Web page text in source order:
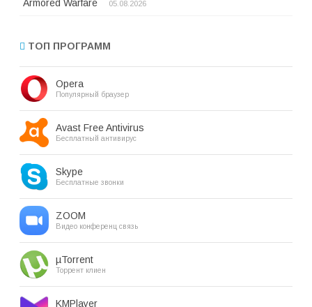
Armored Warfare 05.08.2026
ТОП ПРОГРАММ
Opera
Популярный браузер
Avast Free Antivirus
Бесплатный антивирус
Skype
Бесплатные звонки
ZOOM
Видео конференц связь
µTorrent
Торрент клиен
KMPlayer